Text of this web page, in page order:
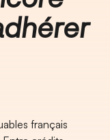
français